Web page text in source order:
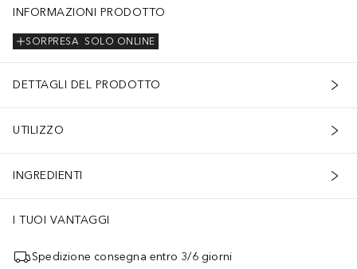
INFORMAZIONI PRODOTTO
SOLO ONLINE
SORPRESA
DETTAGLI DEL PRODOTTO
UTILIZZO
INGREDIENTI
I TUOI VANTAGGI
Spedizione consegna entro 3/6 giorni